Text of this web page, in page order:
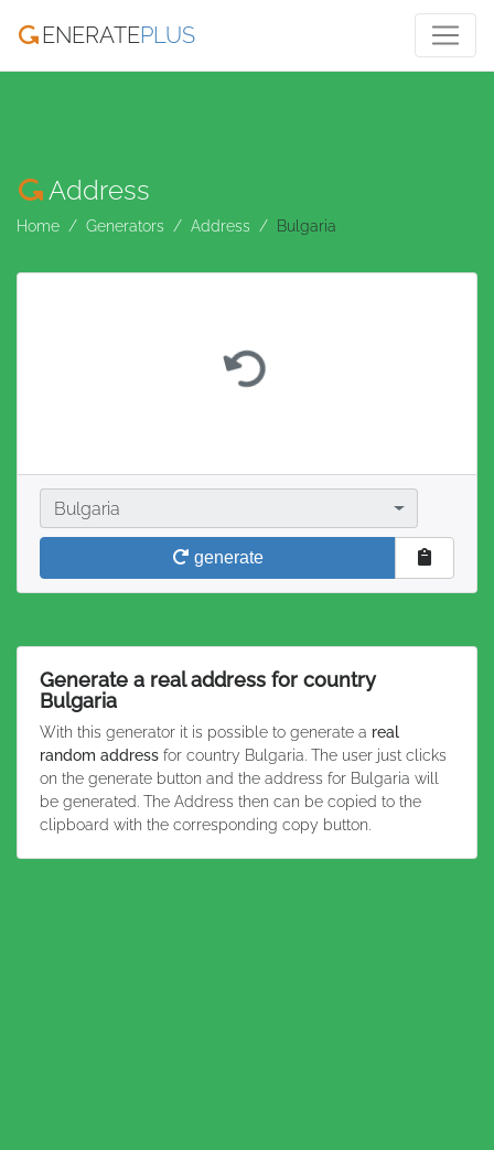
ENERATEPLUS
Address
Home Generators Address Bulgaria
Country
Bulgaria
generate
Generate a real address for country
Bulgaria
With this generator it is possible to generate a real
random address for country Bulgaria. The user just clicks
on the generate button and the address for Bulgaria will
be generated. The Address then can be copied to the
clipboard with the corresponding copy button.